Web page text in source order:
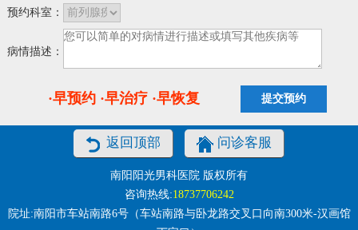
预约科室：
病情描述：
·早预约 ·早治疗 ·早恢复
返回顶部 问诊客服
南阳阳光男科医院 版权所有
咨询热线:18737706242
院址:南阳市车站南路6号（车站南路与卧龙路交叉口向南300米-汉画馆